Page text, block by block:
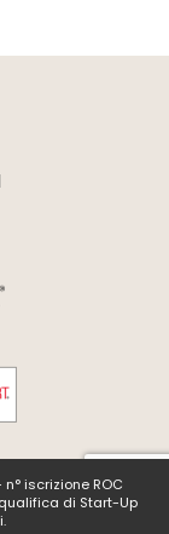
iscrizione ROC
di Start-Up